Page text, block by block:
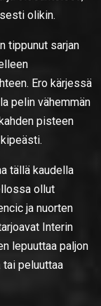
olikin.
tippunut sarjan
Ero kärjessä
pelin vähemmän
pisteen
tällä kaudella
ollut
ja nuorten
Interin
lepuuttaa paljon
tai peluuttaa